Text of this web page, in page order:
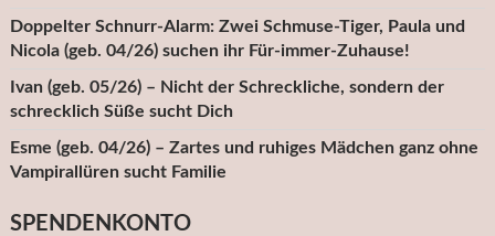
Doppelter Schnurr-Alarm: Zwei Schmuse-Tiger, Paula und
Nicola (geb. 04/26) suchen ihr Für-immer-Zuhause!
Ivan (geb. 05/26) – Nicht der Schreckliche, sondern der
schrecklich Süße sucht Dich
Esme (geb. 04/26) – Zartes und ruhiges Mädchen ganz ohne
Vampirallüren sucht Familie
SPENDENKONTO